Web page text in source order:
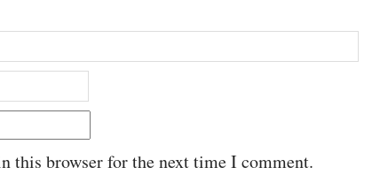
this browser for the next time I comment.